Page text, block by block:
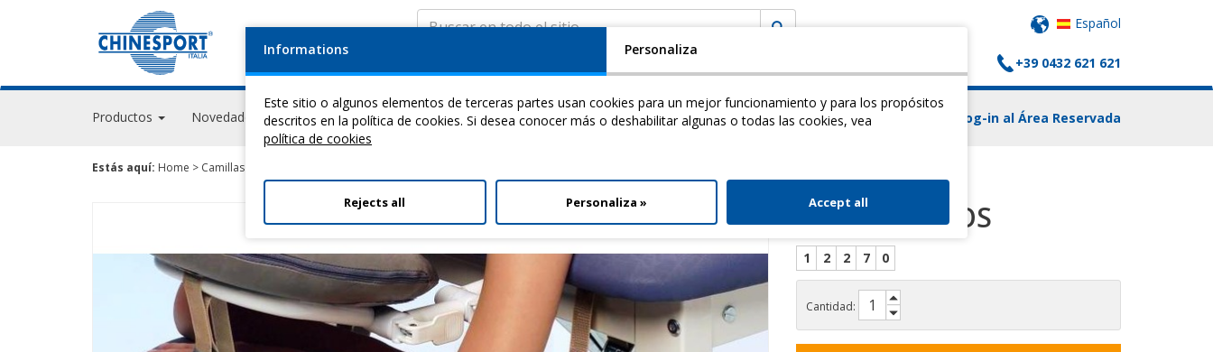
Español
+39 0432 621 621
Productos Novedades Eventos GPS Academy Video Download Log-in al Área Reservada
Estás aquí: Home > Camillas Para Terapia
APOYABRAZOS
1 2 2 7 0
Cantidad:
Informations Personaliza
Este sitio o algunos elementos de terceras partes usan cookies para un mejor funcionamiento y para los propósitos
descritos en la política de cookies. Si desea conocer más o deshabilitar algunas o todas las cookies, vea
política de cookies
Rejects all Personaliza » Accept all